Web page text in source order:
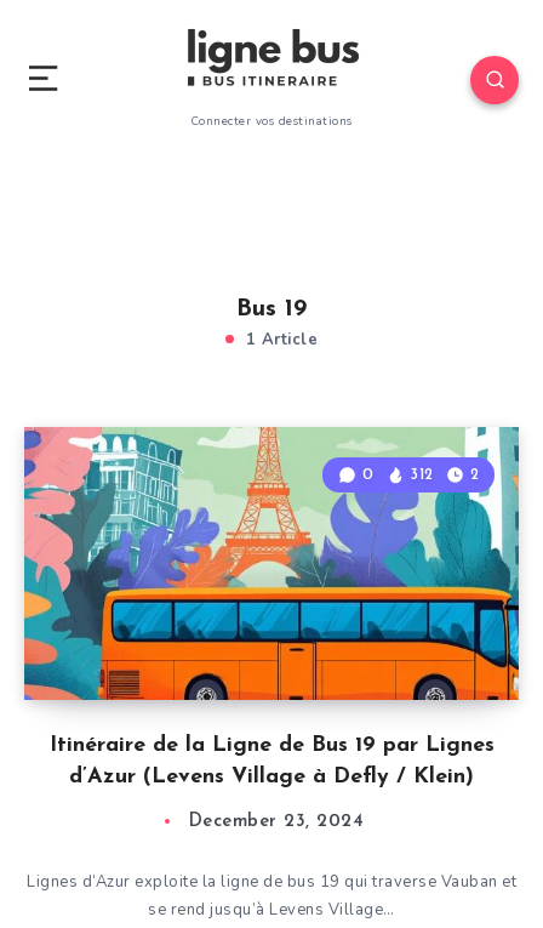
Connecter vos destinations
Bus 19
1 Article
Itinéraire de la Ligne de Bus 19 par Lignes
d’Azur (Levens Village à Defly / Klein)
0 312 2
December 23, 2024
Lignes d’Azur exploite la ligne de bus 19 qui traverse Vauban et
se rend jusqu’à Levens Village…